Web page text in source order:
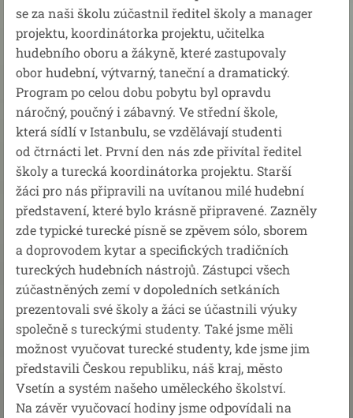
se za naši školu zúčastnil ředitel školy a manager
projektu, koordinátorka projektu, učitelka
hudebního oboru a žákyně, které zastupovaly
obor hudební, výtvarný, taneční a dramatický.
Program po celou dobu pobytu byl opravdu
náročný, poučný i zábavný. Ve střední škole,
která sídlí v Istanbulu, se vzdělávají studenti
od čtrnácti let. První den nás zde přivítal ředitel
školy a turecká koordinátorka projektu. Starší
žáci pro nás připravili na uvítanou milé hudební
představení, které bylo krásně připravené. Zazněly
zde typické turecké písně se zpěvem sólo, sborem
a doprovodem kytar a specifických tradičních
tureckých hudebních nástrojů. Zástupci všech
zúčastněných zemí v dopoledních setkáních
prezentovali své školy a žáci se účastnili výuky
společně s tureckými studenty. Také jsme měli
možnost vyučovat turecké studenty, kde jsme jim
představili Českou republiku, náš kraj, město
Vsetín a systém našeho uměleckého školství.
Na závěr vyučovací hodiny jsme odpovídali na